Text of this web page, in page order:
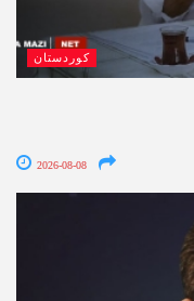
کوردستان
2026-08-08